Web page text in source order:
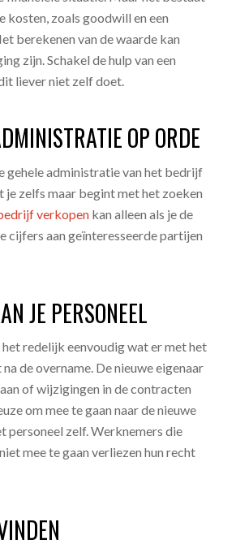
kosten, zoals goodwill en een
berekenen van de waarde kan
zijn. Schakel de hulp van een
liever niet zelf doet.
OP ORDE
gehele administratie van het bedrijf
je zelfs maar begint met het zoeken
verkopenkan alleen als je de
cijfers aan geïnteresseerde partijen
JE PERSONEEL
het redelijk eenvoudig wat er met het
de overname. De nieuwe eigenaar
of wijzigingen in de contracten
om mee te gaan naar de nieuwe
personeel zelf. Werknemers die
mee te gaan verliezen hun recht